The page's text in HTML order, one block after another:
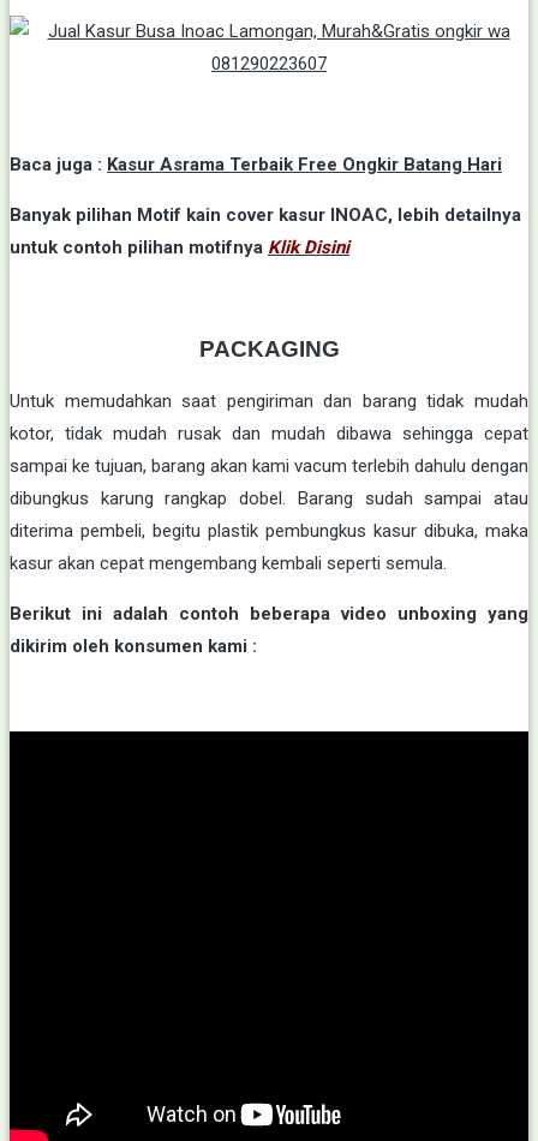
Baca juga : Kasur Asrama Terbaik Free Ongkir Batang Hari
Banyak pilihan Motif kain cover kasur INOAC, lebih detailnya
untuk contoh pilihan motifnya Klik Disini
PACKAGING
Untuk memudahkan saat pengiriman dan barang tidak mudah
kotor, tidak mudah rusak dan mudah dibawa sehingga cepat
sampai ke tujuan, barang akan kami vacum terlebih dahulu dengan
dibungkus karung rangkap dobel. Barang sudah sampai atau
diterima pembeli, begitu plastik pembungkus kasur dibuka, maka
kasur akan cepat mengembang kembali seperti semula.
Berikut ini adalah contoh beberapa video unboxing yang
dikirim oleh konsumen kami :